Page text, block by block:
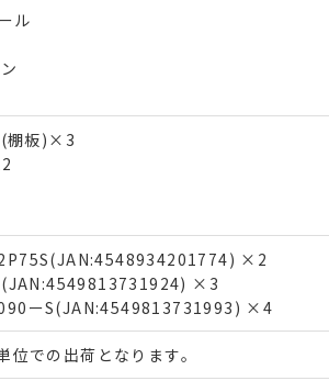
ル
(棚板)×3
×2
×3
ーS(JAN:4549813731993) ×4
での出荷となります。